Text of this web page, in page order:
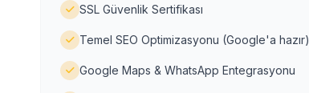
SSL Güvenlik Sertifikası
Temel SEO Optimizasyonu (Google'a hazır)
Google Maps & WhatsApp Entegrasyonu